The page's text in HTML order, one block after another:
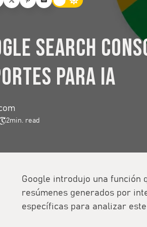
Search
para IA
2min. read
Google introdujo una función
resúmenes generados por
específicas para analizar